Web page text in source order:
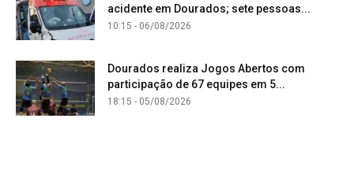
acidente em Dourados; sete pessoas...
10:15 - 06/08/2026
Dourados realiza Jogos Abertos com
participação de 67 equipes em 5...
18:15 - 05/08/2026